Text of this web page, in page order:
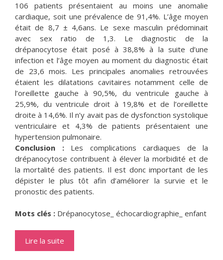
106 patients présentaient au moins une anomalie
cardiaque, soit une prévalence de 91,4%. L’âge moyen
était de 8,7 ± 4,6ans. Le sexe masculin prédominait
avec sex ratio de 1,3. Le diagnostic de la
drépanocytose était posé à 38,8% à la suite d’une
infection et l’âge moyen au moment du diagnostic était
de 23,6 mois. Les principales anomalies retrouvées
étaient les dilatations cavitaires notamment celle de
l’oreillette gauche à 90,5%, du ventricule gauche à
25,9%, du ventricule droit à 19,8% et de l’oreillette
droite à 14,6%. Il n’y avait pas de dysfonction systolique
ventriculaire et 4,3% de patients présentaient une
hypertension pulmonaire.
Conclusion :Les complications cardiaques de la
drépanocytose contribuent à élever la morbidité et de
la mortalité des patients. Il est donc important de les
dépister le plus tôt afin d’améliorer la survie et le
pronostic des patients.
Mots clés : Drépanocytose_ échocardiographie_ enfant
Lire la suite